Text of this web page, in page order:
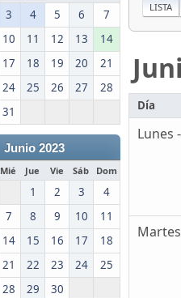
3 4 5 6
7
10 11 12 13
14
17 18 19 20
21
24 25 26 27
28
31
Junio 2023
Mié Jue Vie Sáb Dom
1 2 3
4
7 8 9 10
11
14 15 16 17
18
21 22 23 24
25
28 29 30
LISTA
Día
Lunes